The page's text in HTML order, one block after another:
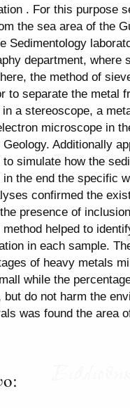
. For this purpose
the sea area of the
Sedimentology
department, where
the method of
to separate the metal
a stereoscope, a
microscope in
Additionally
simulate how the
the end the specific
confirmed the
presence of
helped to
in each sample.
of heavy metals
while the
do not harm the
was found the area